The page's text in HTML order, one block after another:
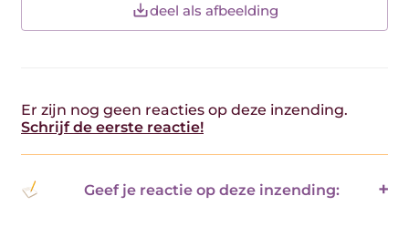
deel als afbeelding
Er zijn nog geen reacties op deze inzending.
Schrijf de eerste reactie!
Geef je reactie op deze inzending: